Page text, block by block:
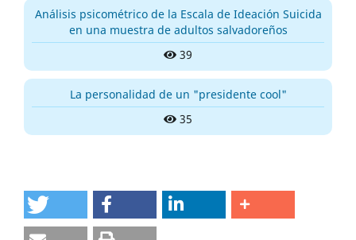
Análisis psicométrico de la Escala de Ideación Suicida
en una muestra de adultos salvadoreños
39
La personalidad de un "presidente cool"
35